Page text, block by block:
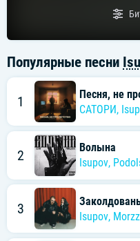
Популярные песни
1
Песня, не
САТОРИ,
2
Волына
Isupov,
3
Isupov,